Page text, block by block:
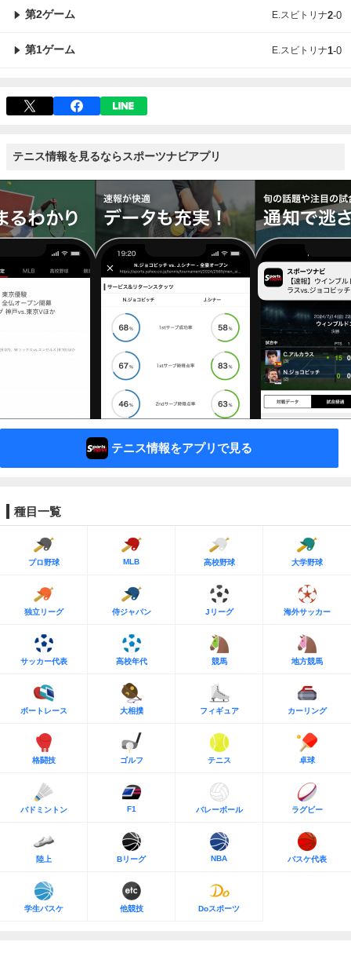
第2ゲーム E.スビトリナ2-0
第1ゲーム E.スビトリナ1-0
テニス情報を見るならスポーツナビアプリ
テニス情報をアプリで見る
種目一覧
プロ野球 MLB 高校野球 大学野球
独立リーグ 侍ジャパン Jリーグ 海外サッカー
サッカー代表 高校年代 競馬 地方競馬
ボートレース 大相撲 フィギュア カーリング
格闘技 ゴルフ テニス 卓球
バドミントン F1 バレーボール ラグビー
陸上 Bリーグ NBA バスケ代表
学生バスケ 他競技 Doスポーツ